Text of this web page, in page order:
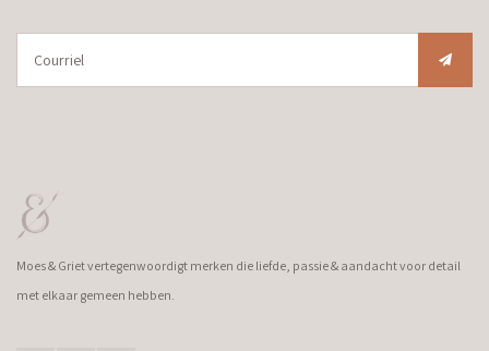
Moes & Griet vertegenwoordigt merken die liefde, passie & aandacht voor detail
met elkaar gemeen hebben.